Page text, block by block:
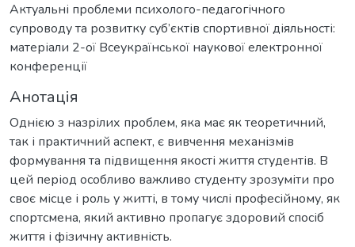
Актуальні проблеми психолого-педагогічного
супроводу та розвитку суб’єктів спортивної діяльності:
матеріали 2-ої Всеукраїнської наукової електронної
конференції
Анотація
Однією з назрілих проблем, яка має як теоретичний,
так і практичний аспект, є вивчення механізмів
формування та підвищення якості життя студентів. В
цей період особливо важливо студенту зрозуміти про
своє місце і роль у житті, в тому числі професійному, як
спортсмена, який активно пропагує здоровий спосіб
життя і фізичну активність.